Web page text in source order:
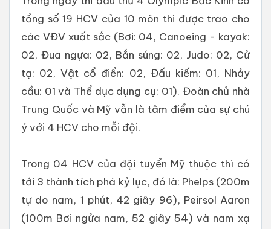
tổng số 19 HCV của 10 môn thi được trao cho
các VĐV xuất sắc (Bơi: 04, Canoeing - kayak:
02, Đua ngựa: 02, Bắn súng: 02, Judo: 02, Cử
tạ: 02, Vật cổ điển: 02, Đấu kiếm: 01, Nhảy
cầu: 01 và Thể dục dụng cụ: 01). Đoàn chủ nhà
Trung Quốc và Mỹ vẫn là tâm điểm của sự chú
ý với 4 HCV cho mỗi đội.
Trong 04 HCV của đội tuyển Mỹ thuộc thì có
tới 3 thành tích phá kỷ lục, đó là: Phelps (200m
tự do nam, 1 phút, 42 giây 96), Peirsol Aaron
(100m Bơi ngửa nam, 52 giây 54) và nam xạ